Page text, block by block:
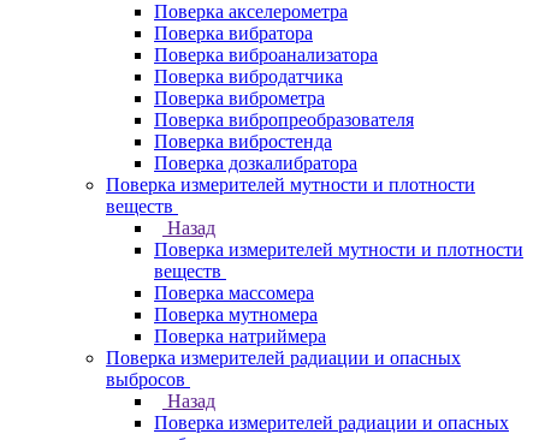
Поверка акселерометра
Поверка вибратора
Поверка виброанализатора
Поверка вибродатчика
Поверка виброметра
Поверка вибропреобразователя
Поверка вибростенда
Поверка дозкалибратора
Поверка измерителей мутности и плотности
веществ
Назад
Поверка измерителей мутности и плотности
веществ
Поверка массомера
Поверка мутномера
Поверка натриймера
Поверка измерителей радиации и опасных
выбросов
Назад
Поверка измерителей радиации и опасных